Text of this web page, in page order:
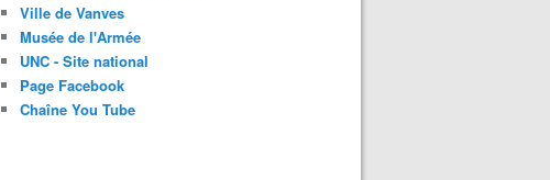
Ville de Vanves
Musée de l'Armée
UNC - Site national
Page Facebook
Chaîne You Tube